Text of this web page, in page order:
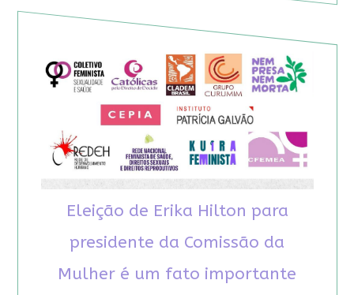
Eleição de Erika Hilton para
presidente da Comissão da
Mulher é um fato importante